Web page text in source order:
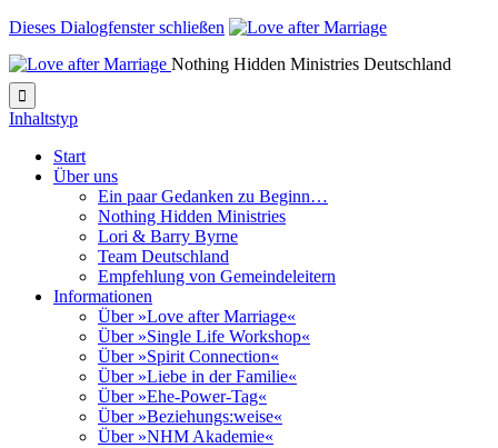
Dieses Dialogfenster schließen
Nothing Hidden Ministries Deutschland

Inhaltstyp
Start
Über uns
Ein paar Gedanken zu Beginn…
Nothing Hidden Ministries
Lori & Barry Byrne
Team Deutschland
Empfehlung von Gemeindeleitern
Informationen
Über »Love after Marriage«
Über »Single Life Workshop«
Über »Spirit Connection«
Über »Liebe in der Familie«
Über »Ehe-Power-Tag«
Über »Beziehungs:weise«
Über »NHM Akademie«